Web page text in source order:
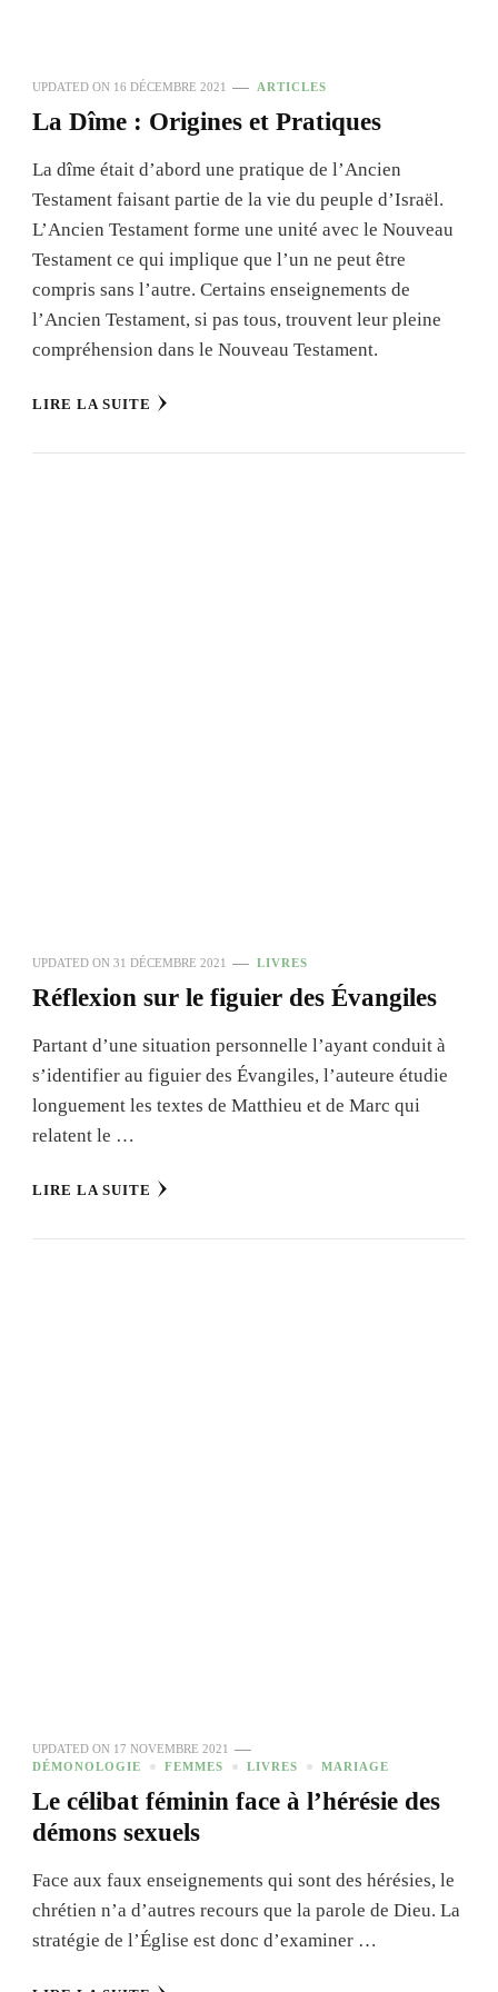
UPDATED ON 16 DÉCEMBRE 2021 ARTICLES
La Dîme : Origines et Pratiques
La dîme était d’abord une pratique de l’Ancien
Testament faisant partie de la vie du peuple d’Israël.
L’Ancien Testament forme une unité avec le Nouveau
Testament ce qui implique que l’un ne peut être
compris sans l’autre. Certains enseignements de
l’Ancien Testament, si pas tous, trouvent leur pleine
compréhension dans le Nouveau Testament.
LIRE LA SUITE
UPDATED ON 31 DÉCEMBRE 2021 LIVRES
Réflexion sur le figuier des Évangiles
Partant d’une situation personnelle l’ayant conduit à
s’identifier au figuier des Évangiles, l’auteure étudie
longuement les textes de Matthieu et de Marc qui
relatent le …
LIRE LA SUITE
UPDATED ON 17 NOVEMBRE 2021
DÉMONOLOGIE
FEMMES LIVRES MARIAGE
Le célibat féminin face à l’hérésie des
démons sexuels
Face aux faux enseignements qui sont des hérésies, le
chrétien n’a d’autres recours que la parole de Dieu. La
stratégie de l’Église est donc d’examiner …